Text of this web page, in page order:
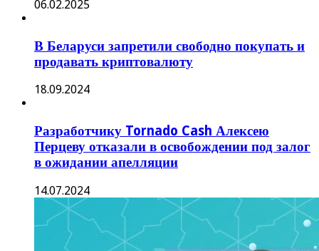
06.02.2025
В Беларуси запретили свободно покупать и
продавать криптовалюту
18.09.2024
Разработчику Tornado Cash Алексею
Перцеву отказали в освобождении под залог
в ожидании апелляции
14.07.2024